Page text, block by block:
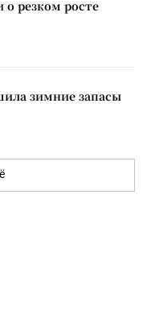
резком росте
зимние запасы